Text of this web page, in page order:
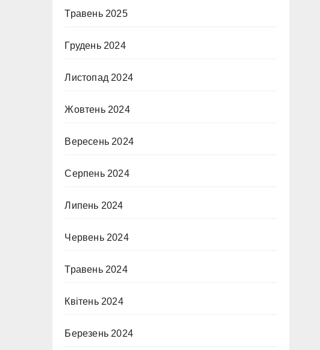
Травень 2025
Грудень 2024
Листопад 2024
Жовтень 2024
Вересень 2024
Серпень 2024
Липень 2024
Червень 2024
Травень 2024
Квітень 2024
Березень 2024